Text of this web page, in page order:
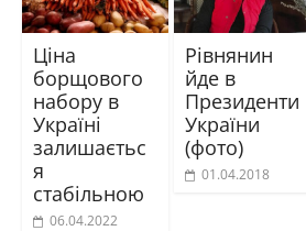
Ціна
борщового
набору в
Україні
залишаєтьс
я
стабільною
06.04.2022
Рівнянин
йде в
Президенти
України
(фото)
01.04.2018